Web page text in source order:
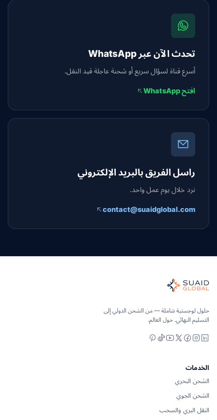
تحدث الآن عبر WhatsApp
أسرع قناة لسؤال سريع أو شحنة عاجلة قيد النقل.
افتح WhatsApp
راسل الفريق بالبريد الإلكتروني
نرد خلال يوم عمل واحد.
contact@suaidglobal.com
منسق شحن مستقل للخدمات البحرية والجوية والأرضية والجمارك
المحيط والجو والأرض - مقارنة الناقلات بشكل محايد، ونقلها
حلول لوجستية شاملة — من الشحن الدولي إلى
التسليم النهائي. حول العالم.
LinkedIn
Instagram
Facebook
X
YouTube
TikTok
الخدمات
الشحن البحري
الشحن الجوي
النقل البري والسحب